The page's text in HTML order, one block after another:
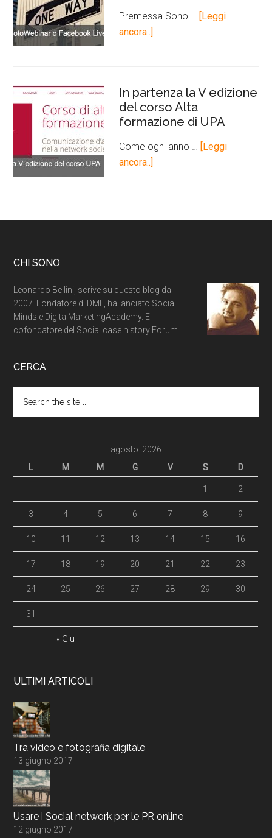
Premessa Sono …
[Leggi
ancora..]
In partenza la V edizione
del corso Alta
formazione di UPA
Come ogni anno …
[Leggi
ancora..]
CHI SONO
Leonardo Bellini, scrive su questo blog dal
2007. Fondatore di DML, ha lanciato Social
Minds e DigitalMarketingAcademy. E'
cofondatore del Social case history Forum.
CERCA
agosto: 2026
L
M M G V S D
« Giu
1 2
3 4 5 6 7 8 9
10 11 12 13 14 15 16
17 18 19 20 21 22 23
24 25 26 27 28 29 30
31
ULTIMI ARTICOLI
Tra video e fotografia digitale
13 giugno 2017
Usare i Social network per le PR online
12 giugno 2017